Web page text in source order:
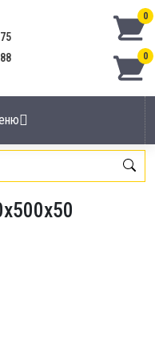
0
0
500х500х50 Гладкая